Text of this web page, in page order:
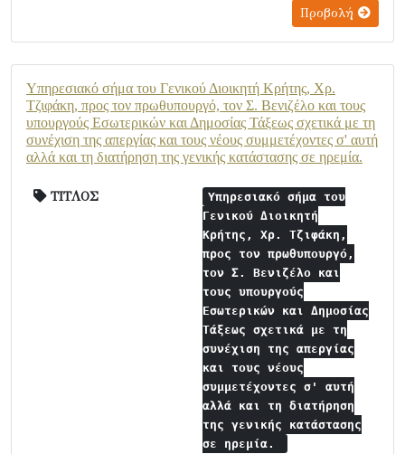
Προβολή
Υπηρεσιακό σήμα του Γενικού Διοικητή Κρήτης, Χρ.
Τζιφάκη, προς τον πρωθυπουργό, τον Σ. Βενιζέλο και τους
υπουργούς Εσωτερικών και Δημοσίας Τάξεως σχετικά με τη
συνέχιση της απεργίας και τους νέους συμμετέχοντες σ' αυτή
αλλά και τη διατήρηση της γενικής κατάστασης σε ηρεμία.
ΤΙΤΛΟΣ
Υπηρεσιακό σήμα του
Γενικού Διοικητή
Κρήτης, Χρ. Τζιφάκη,
προς τον πρωθυπουργό,
τον Σ. Βενιζέλο και
τους υπουργούς
Εσωτερικών και Δημοσίας
Τάξεως σχετικά με τη
συνέχιση της απεργίας
και τους νέους
συμμετέχοντες σ' αυτή
αλλά και τη διατήρηση
της γενικής κατάστασης
σε ηρεμία.